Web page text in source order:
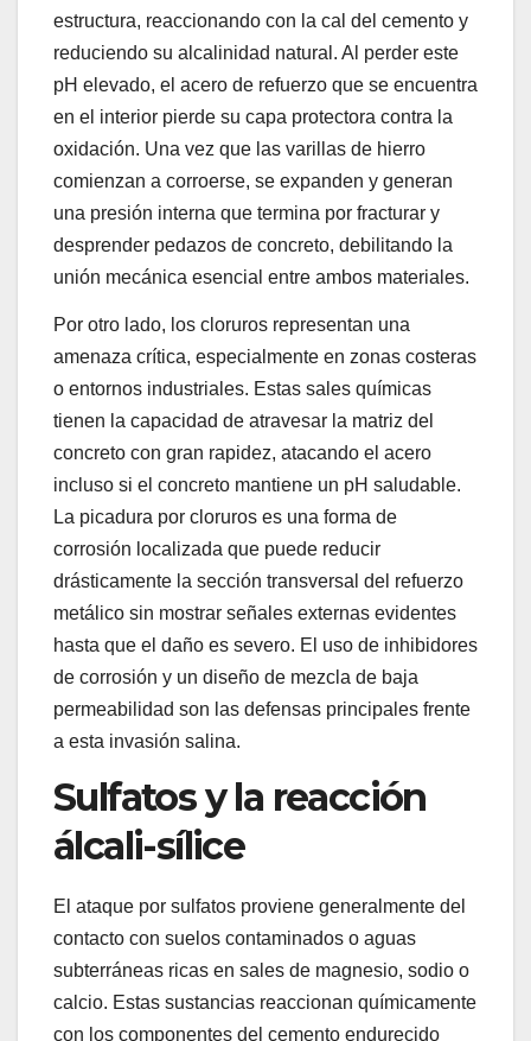
estructura, reaccionando con la cal del cemento y
reduciendo su alcalinidad natural. Al perder este
pH elevado, el acero de refuerzo que se encuentra
en el interior pierde su capa protectora contra la
oxidación. Una vez que las varillas de hierro
comienzan a corroerse, se expanden y generan
una presión interna que termina por fracturar y
desprender pedazos de concreto, debilitando la
unión mecánica esencial entre ambos materiales.
Por otro lado, los cloruros representan una
amenaza crítica, especialmente en zonas costeras
o entornos industriales. Estas sales químicas
tienen la capacidad de atravesar la matriz del
concreto con gran rapidez, atacando el acero
incluso si el concreto mantiene un pH saludable.
La picadura por cloruros es una forma de
corrosión localizada que puede reducir
drásticamente la sección transversal del refuerzo
metálico sin mostrar señales externas evidentes
hasta que el daño es severo. El uso de inhibidores
de corrosión y un diseño de mezcla de baja
permeabilidad son las defensas principales frente
a esta invasión salina.
Sulfatos y la reacción
álcali-sílice
El ataque por sulfatos proviene generalmente del
contacto con suelos contaminados o aguas
subterráneas ricas en sales de magnesio, sodio o
calcio. Estas sustancias reaccionan químicamente
con los componentes del cemento endurecido